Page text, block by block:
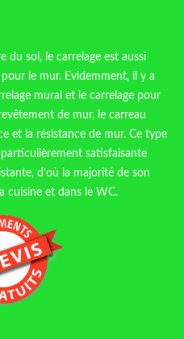
du sol, le carrelage est aussi
le mur. Evidemment, il y a
mural et le carrelage pour
de mur, le carreau
et la résistance de mur. Ce type
satisfaisante
d’où la majorité de son
cuisine et dans le WC.